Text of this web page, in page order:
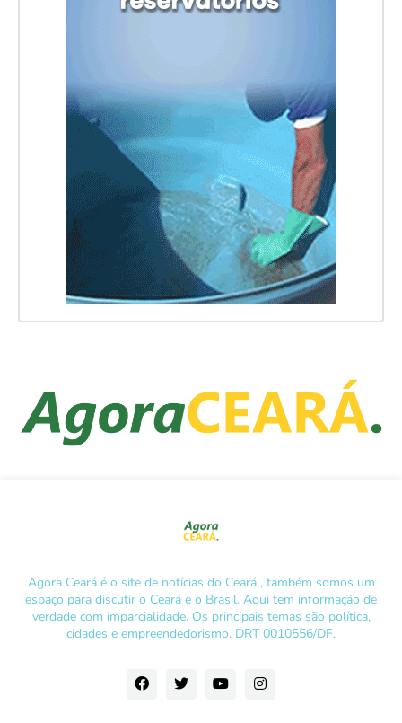
Agora Ceará é o site de notícias do Ceará , também somos um
espaço para discutir o Ceará e o Brasil. Aqui tem informação de
verdade com imparcialidade. Os principais temas são política,
cidades e empreendedorismo. DRT 0010556/DF.